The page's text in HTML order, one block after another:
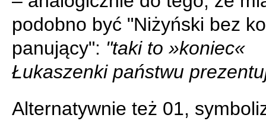
podobno być "Niżyński bez
panujący": "taki to »koniec«
Łukaszenki państwu
Alternatywnie też 01,